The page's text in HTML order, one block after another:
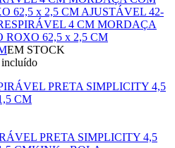
62,5 x 2,5 CM AJUSTÁVEL 42-
4 CM MORDAÇA
ROXO 62,5 x 2,5 CM
EM STOCK
incluído
PRETA SIMPLICITY 4,5